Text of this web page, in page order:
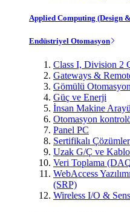
Applied Computing (Design
Endüstriyel Otomasyon
Class I, Division 2
Gateways &
Gömülü
Güç ve Enerji
İnsan Makine
Otomasyon
Panel PC
Sertifikalı Çözümler
Uzak G/Ç ve
Veri Toplama
WebAccess
(SRP)
Wireless I/O &